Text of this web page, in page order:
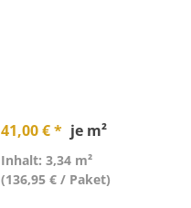
41,00 € * je m²
Inhalt: 3,34 m²
(136,95 € / Paket)